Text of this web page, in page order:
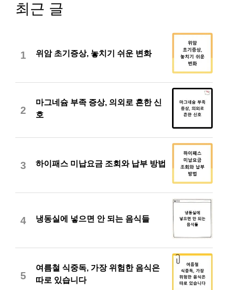
최근 글
1 위암 초기증상, 놓치기 쉬운 변화
2
마그네슘 부족 증상, 의외로 흔한 신
호
3 하이패스 미납요금 조회와 납부 방법
4 냉동실에 넣으면 안 되는 음식들
5
여름철 식중독, 가장 위험한 음식은
따로 있습니다